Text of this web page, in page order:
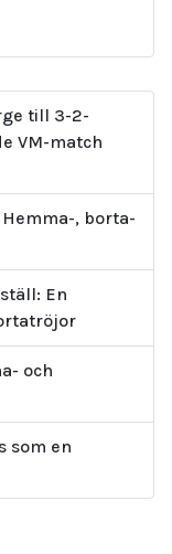
till 3-2-
VM-match
, borta-
En
och
som en